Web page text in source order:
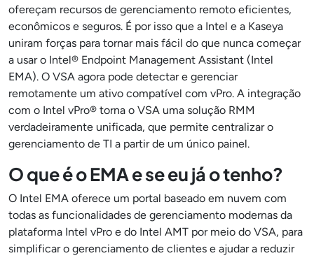
ofereçam recursos de gerenciamento remoto eficientes,
econômicos e seguros. É por isso que a Intel e a Kaseya
uniram forças para tornar mais fácil do que nunca começar
a usar o Intel® Endpoint Management Assistant (Intel
EMA). O VSA agora pode detectar e gerenciar
remotamente um ativo compatível com vPro. A integração
com o Intel vPro® torna o VSA uma solução RMM
verdadeiramente unificada, que permite centralizar o
gerenciamento de TI a partir de um único painel.
O que é o EMA e se eu já o tenho?
O Intel EMA oferece um portal baseado em nuvem com
todas as funcionalidades de gerenciamento modernas da
plataforma Intel vPro e do Intel AMT por meio do VSA, para
simplificar o gerenciamento de clientes e ajudar a reduzir